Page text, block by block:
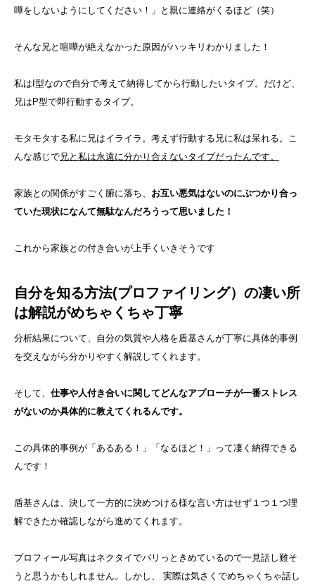
嘩をしないようにしてください！」と親に連絡がくるほど（笑）
そんな兄と喧嘩が絶えなかった原因がハッキリわかりました！
私はI型なので自分で考えて納得してから行動したいタイプ。だけど、
兄はP型で即行動するタイプ。
モタモタする私に兄はイライラ。考えず行動する兄に私は呆れる。こ
んな感じで兄と私は永遠に分かり合えないタイプだったんです。
家族との関係がすごく腑に落ち、 お互い悪気はないのにぶつかり合っ
ていた現状になんて無駄なんだろうって思いました！
これから家族との付き合いが上手くいきそうです
自分を知る方法(プロファイリング）の凄い所
は解説がめちゃくちゃ丁寧
分析結果について、自分の気質や人格を盾基さんが丁寧に具体的事例
を交えながら分かりやすく解説してくれます。
そして、 仕事や人付き合いに関してどんなアプローチが一番ストレス
がないのか具体的に教えてくれるんです。
この具体的事例が「あるある！」「なるほど！」って凄く納得できる
んです！
盾基さんは、決して一方的に決めつける様な言い方はせず１つ１つ理
解できたか確認しながら進めてくれます。
プロフィール写真はネクタイでパリっときめているので一見話し難そ
うと思うかもしれません。しかし、 実際は気さくでめちゃくちゃ話し